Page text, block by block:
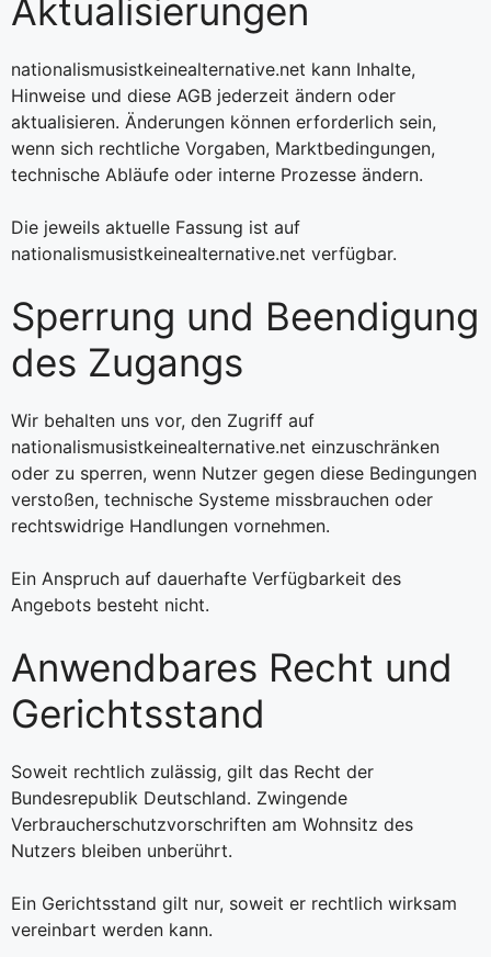
Aktualisierungen
nationalismusistkeinealternative.net kann Inhalte,
Hinweise und diese AGB jederzeit ändern oder
aktualisieren. Änderungen können erforderlich sein,
wenn sich rechtliche Vorgaben, Marktbedingungen,
technische Abläufe oder interne Prozesse ändern.
Die jeweils aktuelle Fassung ist auf
nationalismusistkeinealternative.net verfügbar.
Sperrung und Beendigung
des Zugangs
Wir behalten uns vor, den Zugriff auf
nationalismusistkeinealternative.net einzuschränken
oder zu sperren, wenn Nutzer gegen diese Bedingungen
verstoßen, technische Systeme missbrauchen oder
rechtswidrige Handlungen vornehmen.
Ein Anspruch auf dauerhafte Verfügbarkeit des
Angebots besteht nicht.
Anwendbares Recht und
Gerichtsstand
Soweit rechtlich zulässig, gilt das Recht der
Bundesrepublik Deutschland. Zwingende
Verbraucherschutzvorschriften am Wohnsitz des
Nutzers bleiben unberührt.
Ein Gerichtsstand gilt nur, soweit er rechtlich wirksam
vereinbart werden kann.